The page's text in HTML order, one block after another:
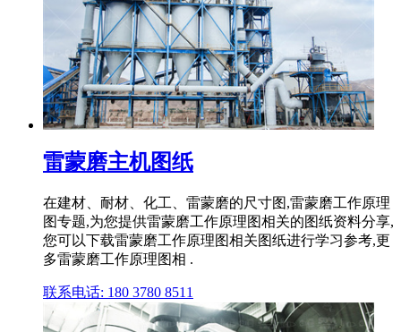
雷蒙磨主机图纸
在建材、耐材、化工、雷蒙磨的尺寸图,雷蒙磨工作原理
图专题,为您提供雷蒙磨工作原理图相关的图纸资料分享,
您可以下载雷蒙磨工作原理图相关图纸进行学习参考,更
多雷蒙磨工作原理图相 .
联系电话: 180 3780 8511